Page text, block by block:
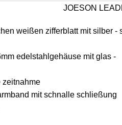
Support
Presse
JOESON
weißen zifferblatt mit silber -
edelstahlgehäuse mit glas -
zeitnahme
mit schnalle schließung